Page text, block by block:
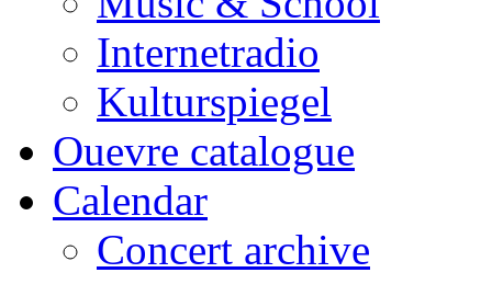
Internetradio
Kulturspiegel
Ouevre catalogue
Calendar
Concert archive